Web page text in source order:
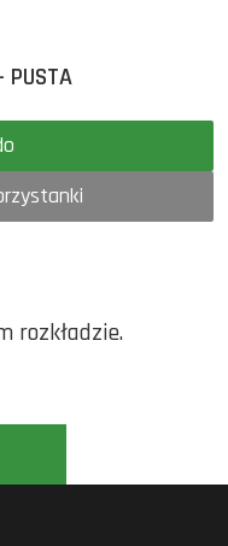
PUSTA
do
rozkładzie.